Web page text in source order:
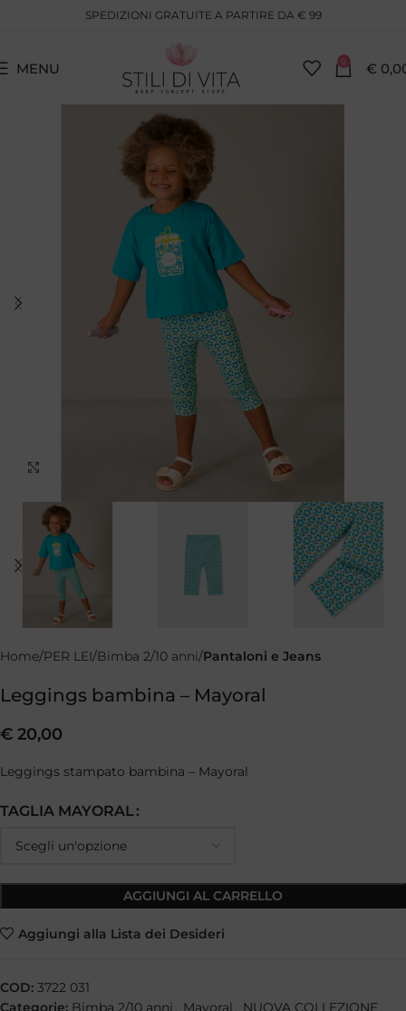
SPEDIZIONI GRATUITE A PARTIRE DA € 99
MENU 0 €
Clicca per ingrandire
Home PER LEI Bimba 2/10 anni Pantaloni e Jeans
Leggings bambina – Mayoral
€ 20,00
Leggings stampato bambina – Mayoral
TAGLIA MAYORAL
AGGIUNGI AL CARRELLO
Aggiungi alla Lista dei Desideri
COD: 3722 031
Categorie: Bimba 2/10 anni , Mayoral , NUOVA COLLEZIONE,